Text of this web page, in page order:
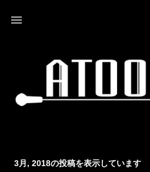
3月, 2018の投稿を表示しています